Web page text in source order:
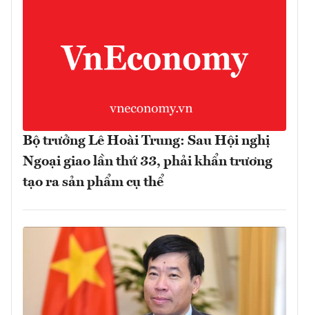
Bộ trưởng Lê Hoài Trung: Sau Hội nghị
Ngoại giao lần thứ 33, phải khẩn trương
tạo ra sản phẩm cụ thể